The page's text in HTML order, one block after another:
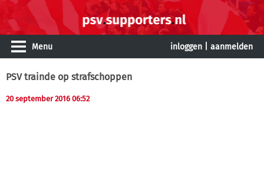
Menu inloggen aanmelden
PSV trainde op strafschoppen
20 september 2016 06:52